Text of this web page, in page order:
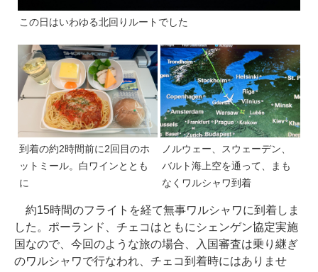
この日はいわゆる北回りルートでした
到着の約2時間前に2回目のホ
ットミール。白ワインととも
に
ノルウェー、スウェーデン、
バルト海上空を通って、まも
なくワルシャワ到着
約15時間のフライトを経て無事ワルシャワに到着しま
した。ポーランド、チェコはともにシェンゲン協定実施
国なので、今回のような旅の場合、入国審査は乗り継ぎ
のワルシャワで行なわれ、チェコ到着時にはありませ